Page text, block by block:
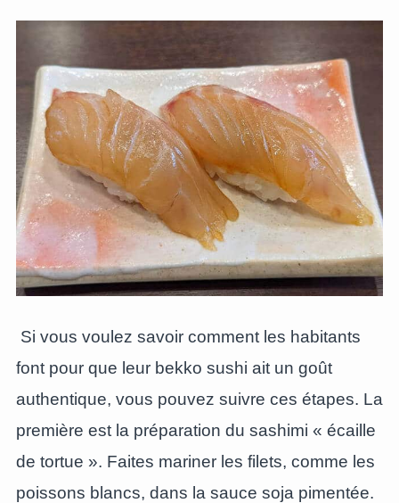
Si vous voulez savoir comment les habitants
font pour que leur bekko sushi ait un goût
authentique, vous pouvez suivre ces étapes. La
première est la préparation du sashimi « écaille
de tortue ». Faites mariner les filets, comme les
poissons blancs, dans la sauce soja pimentée.